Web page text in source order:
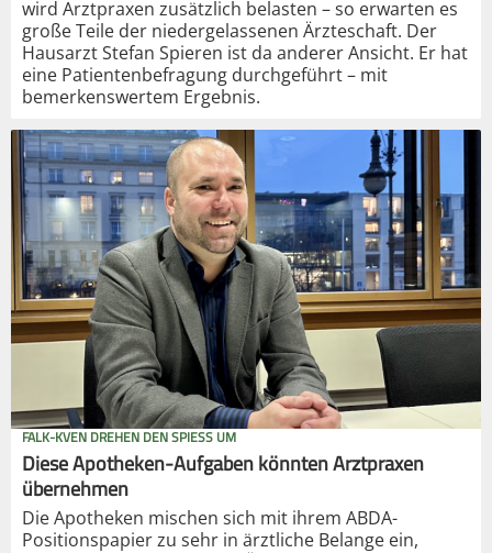
wird Arztpraxen zusätzlich belasten – so erwarten es
große Teile der niedergelassenen Ärzteschaft. Der
Hausarzt Stefan Spieren ist da anderer Ansicht. Er hat
eine Patientenbefragung durchgeführt – mit
bemerkenswertem Ergebnis.
FALK-KVEN DREHEN DEN SPIESS UM
Diese Apotheken-Aufgaben könnten Arztpraxen
übernehmen
Die Apotheken mischen sich mit ihrem ABDA-
Positionspapier zu sehr in ärztliche Belange ein,